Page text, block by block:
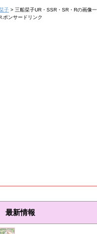
子 > 三船栞子UR・SSR・SR・Rの画像
ポンサードリンク
最新情報